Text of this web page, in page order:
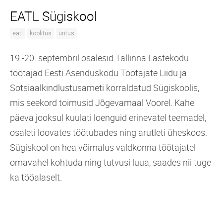
EATL Sügiskool
eatl koolitus üritus
19.-20. septembril osalesid Tallinna Lastekodu
töötajad Eesti Asenduskodu Töötajate Liidu ja
Sotsiaalkindlustusameti korraldatud Sügiskoolis,
mis seekord toimusid Jõgevamaal Voorel. Kahe
päeva jooksul kuulati loenguid erinevatel teemadel,
osaleti loovates töötubades ning arutleti üheskoos.
Sügiskool on hea võimalus valdkonna töötajatel
omavahel kohtuda ning tutvusi luua, saades nii tuge
ka tööalaselt.